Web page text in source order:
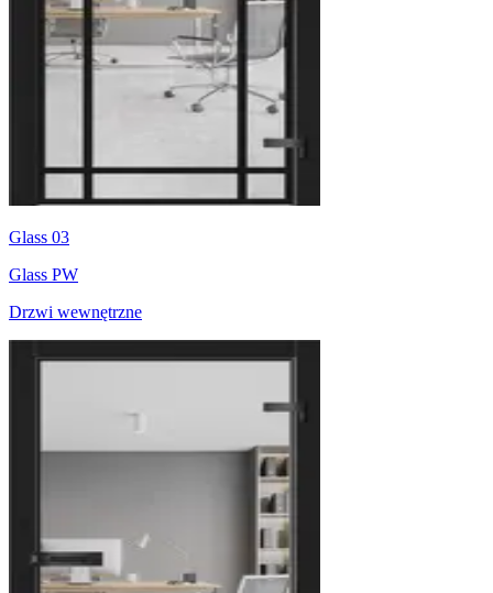
Glass 03
Glass PW
Drzwi wewnętrzne